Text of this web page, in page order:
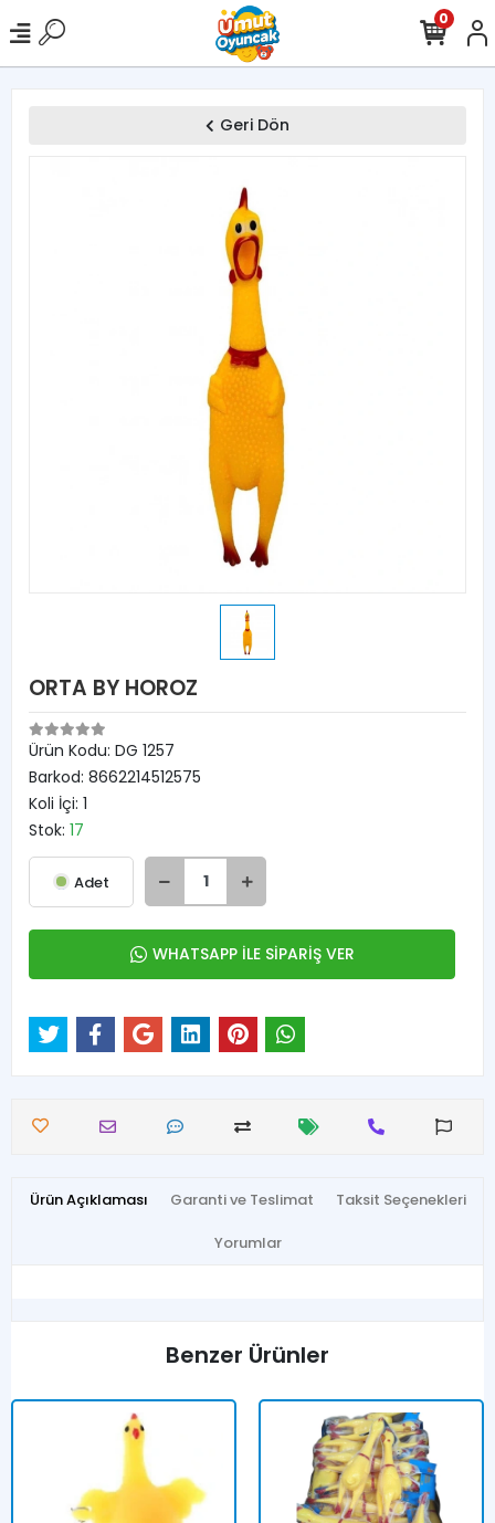
0
Geri Dön
ORTA BY HOROZ
Ürün Kodu: DG 1257
Barkod: 8662214512575
Koli İçi: 1
Stok: 17
Adet
WHATSAPP İLE SİPARİŞ VER
Ürün Açıklaması Garanti ve Teslimat Taksit Seçenekleri
Yorumlar
Benzer Ürünler